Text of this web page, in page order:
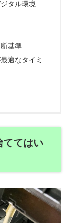
タル環境
基準
適なタイミ
ててはい